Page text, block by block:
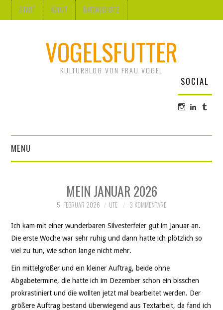
START ABOUT DATENSCHUTZ
VOGELSFUTTER
KULTURBLOG VON FRAU VOGEL
SOCIAL
Profil
Instagram
Profil
aufauf
MENU
THEATER
SOCIAL WEB
LEBEN
DATENSCHUTZ
MEIN JANUAR 2026
5. FEBRUAR 2026 UTE 3 KOMMENTARE
Ich kam mit einer wunderbaren Silvesterfeier gut im Januar an.
Die erste Woche war sehr ruhig und dann hatte ich plötzlich so
viel zu tun, wie schon lange nicht mehr.
Ein mittelgroßer und ein kleiner Auftrag, beide ohne
Abgabetermine, die hatte ich im Dezember schon ein bisschen
prokrastiniert und die wollten jetzt mal bearbeitet werden. Der
größere Auftrag bestand überwiegend aus Textarbeit, da fand ich